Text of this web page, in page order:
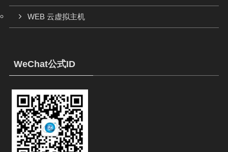
WEB 云虚拟主机
WeChat公式ID